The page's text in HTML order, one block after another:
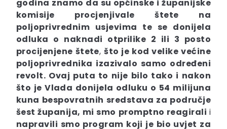
godina znamo da su općinske i županijske
komisije procjenjivale štete na
poljoprivrednim usjevima te se donijela
odluka o naknadi otprilike 2 ili 3 posto
procijenjene štete,što je kod velike većine
poljoprivrednika izazivalo samo određeni
revolt. Ovaj puta to nije bilo tako i nakon
što je Vlada donijela odluku o 54 milijuna
kuna bespovratnih sredstava za područje
šest županija, mi smo promptno reagirali i
napravili smo program koji je bio uvjet za